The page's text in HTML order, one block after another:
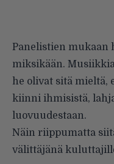
Panelistien mukaan
miksikään.
he olivat sitä mieltä,
kiinni ihmisistä,
luovuudestaan.
Näin riippumatta
välittäjänä